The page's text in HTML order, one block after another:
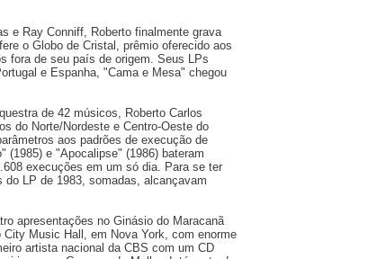
e Ray Conniff, Roberto finalmente grava
o Globo de Cristal, prêmio oferecido aos
fora de seu país de origem. Seus LPs
e Espanha, "Cama e Mesa" chegou
de 42 músicos, Roberto Carlos
do Norte/Nordeste e Centro-Oeste do
aos padrões de execução de
(1985) e "Apocalipse" (1986) bateram
execuções em um só dia. Para se ter
LP de 1983, somadas, alcançavam
apresentações no Ginásio do Maracanã
Music Hall, em Nova York, com enorme
artista nacional da CBS com um CD